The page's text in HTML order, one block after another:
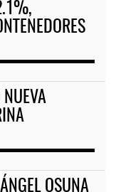
NUEVA
OSUNA